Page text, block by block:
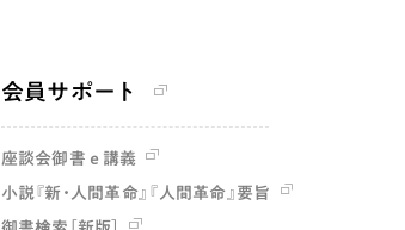
会員サポート
座談会御書ｅ講義
小説『新・人間革命』『人間革命』要旨